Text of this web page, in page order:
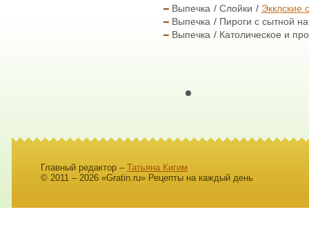
Выпечка Слойки
Экклские
Выпечка
Пироги с сытной
Выпечка
Католическое и
Главный редактор – Татьяна Кигим
© 2011 – 2026 «Gratin.ru» Рецепты на каждый день